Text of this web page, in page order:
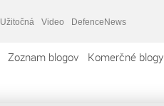
Užitočná Video DefenceNews
Zoznam blogov Komerčné blogy